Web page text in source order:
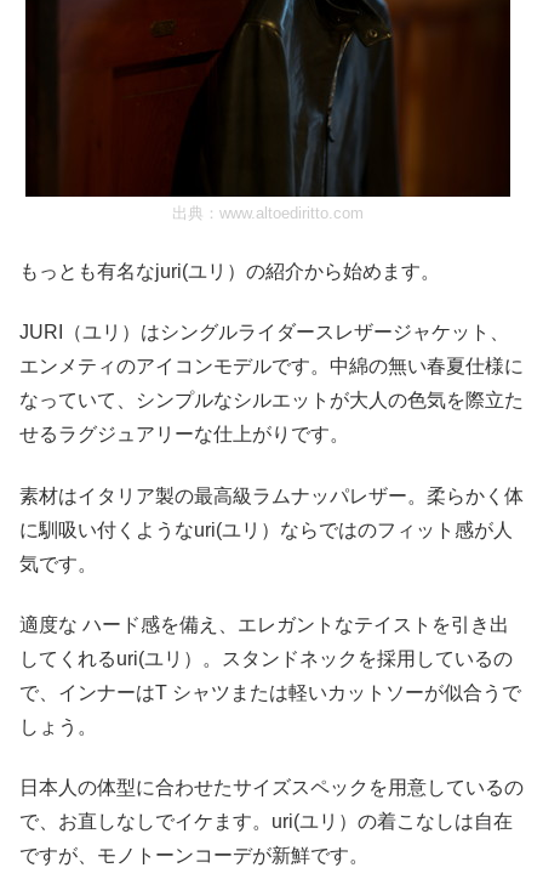
出典： www.altoediritto.com
もっとも有名なjuri(ユリ）の紹介から始めます。
JURI（ユリ）はシングルライダースレザージャケット、
エンメティのアイコンモデルです。中綿の無い春夏仕様に
なっていて、シンプルなシルエットが大人の色気を際立た
せるラグジュアリーな仕上がりです。
素材はイタリア製の最高級ラムナッパレザー。柔らかく体
に馴吸い付くようなuri(ユリ）ならではのフィット感が人
気です。
適度な ハード感を備え、エレガントなテイストを引き出
してくれるuri(ユリ）。スタンドネックを採用しているの
で、インナーはT シャツまたは軽いカットソーが似合うで
しょう。
日本人の体型に合わせたサイズスペックを用意しているの
で、お直しなしでイケます。uri(ユリ）の着こなしは自在
ですが、モノトーンコーデが新鮮です。